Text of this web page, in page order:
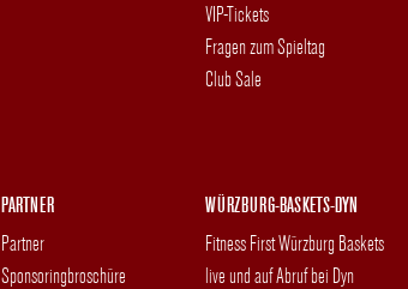
VIP-Tickets
Fragen zum Spieltag
Club Sale
PARTNER
Partner
Sponsoringbroschüre
WÜRZBURG-BASKETS-DYN
Fitness First Würzburg Baskets
live und auf Abruf bei Dyn